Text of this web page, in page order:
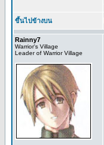
ขึ้นไปข้างบน
Rainny7
Warrior's Village
Leader of Warrior Village